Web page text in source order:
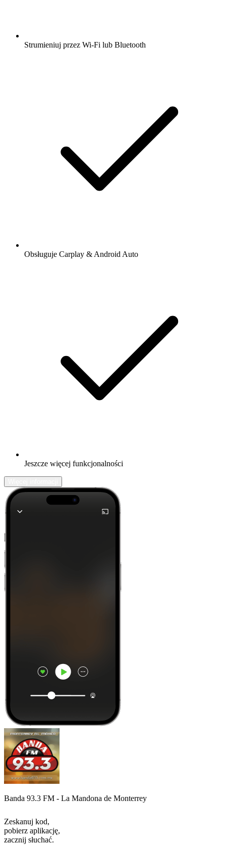
Strumieniuj przez Wi-Fi lub Bluetooth
Obsługuje Carplay & Android Auto
Jeszcze więcej funkcjonalności
Banda 93.3 FM - La Mandona de Monterrey
Zeskanuj kod,
pobierz aplikację,
zacznij słuchać.